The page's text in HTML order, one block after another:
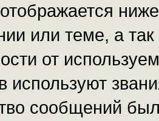
или теме, а
от
используют
сообщений